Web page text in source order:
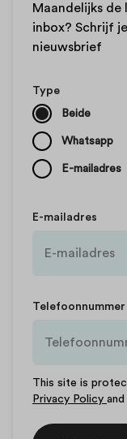
Maandelijks de
inbox? Schrijf
nieuwsbrief
Type
Beide
Whatsapp
E-mailadres
E-mailadres
Telefoonnummer
This site is
Privacy Policy and